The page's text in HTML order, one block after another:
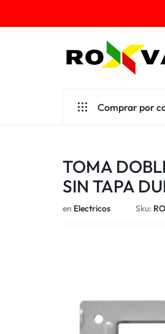
¡MÁS
MENOS!
Comprar por
Cafetería
Escolares
Desechables
Otros
TOMA
SIN TAPA
en Electricos Sku: